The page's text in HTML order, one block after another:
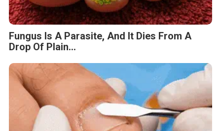
Fungus Is A Parasite, And It Dies From A
Drop Of Plain...